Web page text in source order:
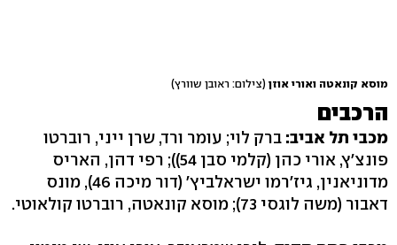
מוסא קונאטה ואורי אוזן (צילום: ראובן שוורץ)
הרכבים
מכבי תל אביב: ברק לוי; עומר ורד, שרן ייני, רוברטו
פונצ'ץ, אורי כהן (קלמי סבן 54)); רפי דהן, האריס
מדוניאנין, גיז'רמו ישראלביץ' (דור מיכה 46), מונס
דאבור (משה לוגסי 73); מוסא קונאטה, רוברטו קולאוטי.